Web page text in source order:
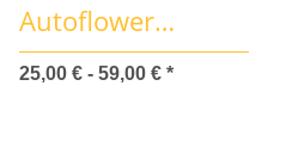
Autoflower
feminisiert
25,00 € - 59,00 € *